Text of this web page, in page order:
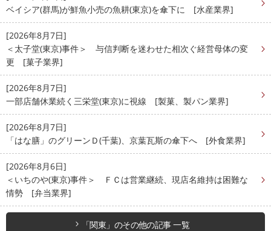
ベイシア(群馬)が鮮魚小売の魚耕(東京)を傘下に [水産業界]
[2026年8月7日]
＜太子堂(東京)事件＞ 与信判断を迷わせた相次ぐ経営母体の変
更 [菓子業界]
[2026年8月7日]
一部店舗休業続く三栄堂(東京)に視線 [製菓、製パン業界]
[2026年8月7日]
「はな膳」のグリーンＤ(千葉)、京葉瓦斯の傘下へ [外食業界]
[2026年8月6日]
＜いちのや(東京)事件＞ ＦＣは営業継続、現店名維持は困難な
情勢 [弁当業界]
「関東」のその他の記事 一覧